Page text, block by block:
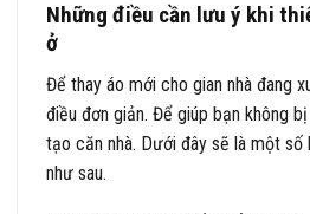
Những điều cần lưu ý khi
ở
Để thay áo mới cho gian nhà đang
điều đơn giản. Để giúp bạn không
tạo căn nhà. Dưới đây sẽ là một số
như sau.